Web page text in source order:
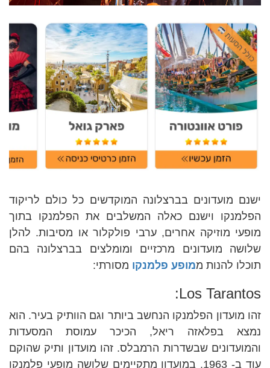
ישנם מועדונים בברצלונה המוקדשים כל כולם לריקוד
הפלמנקו וישנם כאלה המשלבים את הפלמנקו בתוך
מופעי מוזיקה אחרים, ערבי פולקלור או מסיבות. להלן
שלושה מועדונים מרכזיים ומומלצים בברצלונה בהם
תוכלו להנות ממופע פלמנקו מסורתי:
Los Tarantos:
זהו מועדון הפלמנקו הנחשב ביותר וגם הוותיק בעיר. הוא
נמצא בפלאזה ריאל, הכיכר עמוסת המסעדות
והמועדונים שבשדרות הרמבלס. זהו מועדון ותיק שהוקם
עוד ב- 1963. במועדון מתקיימים שלושה מופעי פלמנקו